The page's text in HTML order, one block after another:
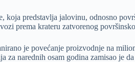
koja predstavlja jalovinu, odnosno
prema krateru zatvorenog
je povećanje proizvodnje na
za narednih osam godina zamisao je